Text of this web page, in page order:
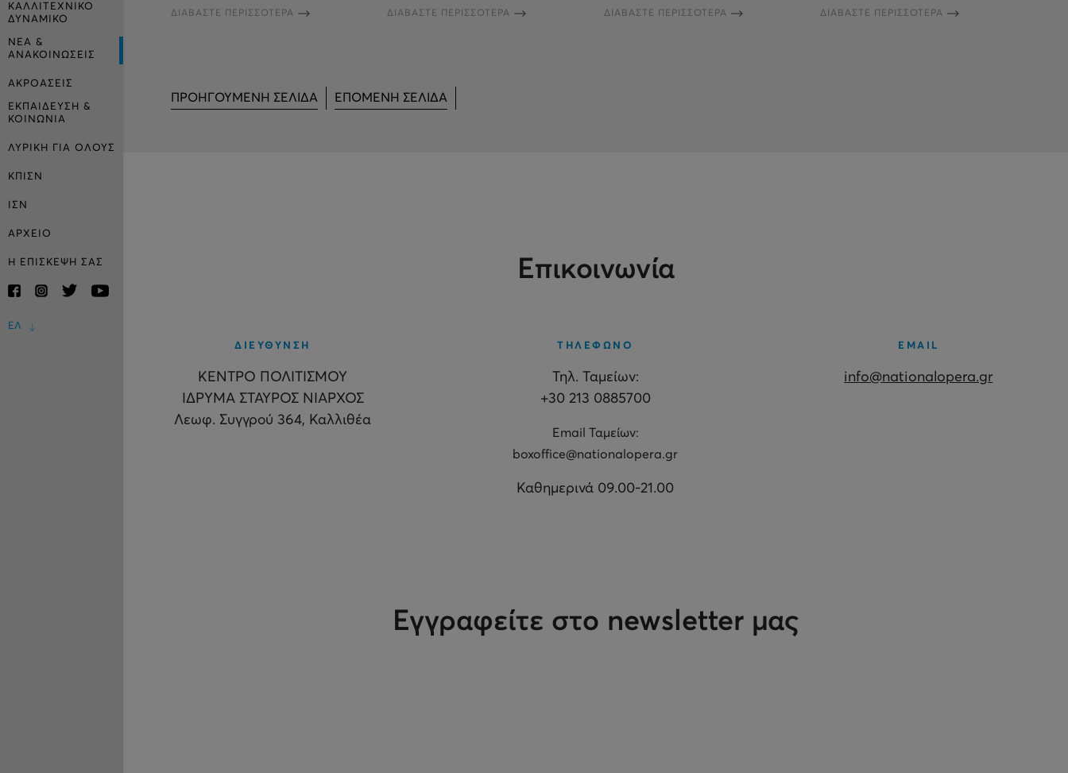
ΚΑΛΛΙΤΕΧΝΙΚΟ
ΔΥΝΑΜΙΚΟ
ΝΕΑ &
ΑΝΑΚΟΙΝΩΣΕΙΣ
ΑΚΡΟΑΣΕΙΣ
ΕΚΠΑΙΔΕΥΣΗ &
ΚΟΙΝΩΝΙΑ
ΛΥΡΙΚΗ ΓΙΑ ΟΛΟΥΣ
ΚΠΙΣΝ
ΙΣΝ
ΑΡΧΕΙΟ
Η ΕΠΙΣΚΕΨΗ ΣΑΣ
ΕΛ
ΔΙΑΒΑΣΤΕ ΠΕΡΙΣΣΟΤΕΡΑ ΔΙΑΒΑΣΤΕ ΠΕΡΙΣΣΟΤΕΡΑ ΔΙΑΒΑΣΤΕ ΠΕΡΙΣΣΟΤΕΡΑ ΔΙΑΒΑΣΤΕ ΠΕΡΙΣΣΟΤΕΡΑ
ΠΡΟΗΓΟΥΜΕΝΗ ΣΕΛΙΔΑ ΕΠΟΜΕΝΗ ΣΕΛΙΔΑ
Επικοινωνία
ΔΙΕΥΘΥΝΣΗ
ΚΕΝΤΡΟ ΠΟΛΙΤΙΣΜΟΥ
ΙΔΡΥΜΑ ΣΤΑΥΡΟΣ ΝΙΑΡΧΟΣ
Λεωφ. Συγγρού 364, Καλλιθέα
ΤΗΛΕΦΩΝΟ
Τηλ. Ταμείων:
+30 213 0885700
Εmail Ταμείων:
boxoffice@nationalopera.gr
Καθημερινά 09.00-21.00
EMAIL
info@nationalopera.gr
Εγγραφείτε στο newsletter μας